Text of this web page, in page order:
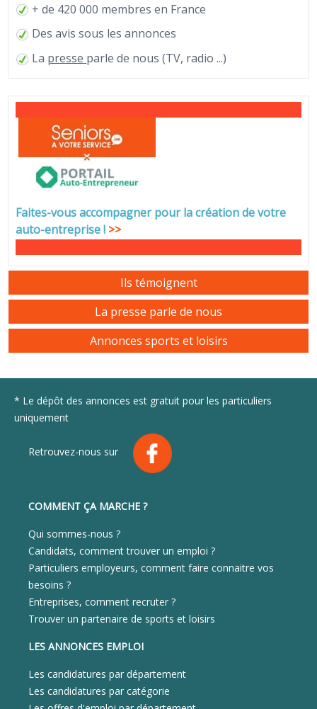
+ de 420 000 membres en France
Des avis sous les annonces
La presse parle de nous (TV, radio ...)
Faites-vous accompagner pour la création de votre
auto-entreprise! >>
Ils témoignent
La presse parle de nous
Annonces sports et loisirs
* Le dépôt des annonces est gratuit pour les particuliers
uniquement
Retrouvez-nous sur
COMMENT ÇA MARCHE ?
Qui sommes-nous ?
Candidats, comment trouver un emploi ?
Particuliers employeurs, comment faire connaitre vos
besoins ?
Entreprises, comment recruter ?
Trouver un partenaire de sports et loisirs
LES ANNONCES EMPLOI
Les candidatures par département
Les candidatures par catégorie